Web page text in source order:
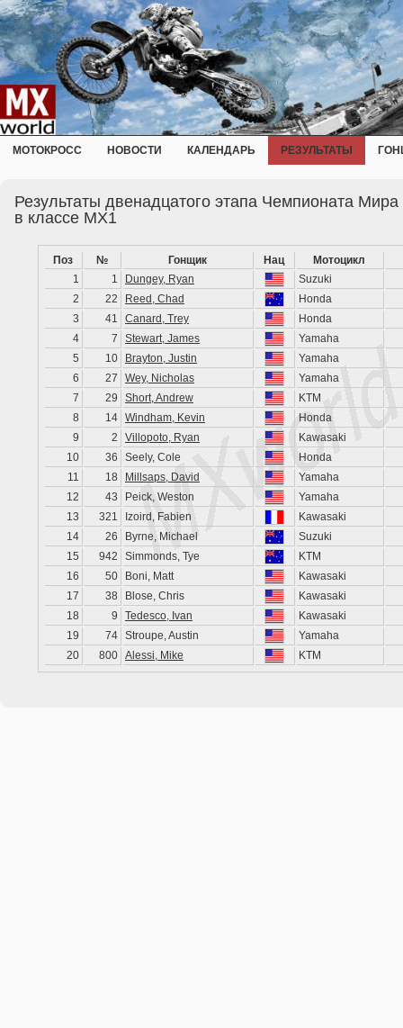
МОТОКРОСС НОВОСТИ КАЛЕНДАРЬ РЕЗУЛЬТАТЫ
Результаты двенадцатого этапа Чемпионата
в классе MX1
Поз № Гонщик Нац
Мотоцикл
1
1 Dungey, Ryan
Suzuki
2
22 Reed, Chad
Honda
3
41 Canard, Trey
Honda
4
7 Stewart, James
Yamaha
5
10 Brayton, Justin
Yamaha
6
27 Wey, Nicholas
Yamaha
7
29 Short, Andrew
KTM
8
14 Windham, Kevin
Honda
9
2 Villopoto, Ryan
Kawasaki
10
36 Seely, Cole
Honda
11
18 Millsaps, David
Yamaha
12
43 Peick, Weston
Yamaha
13
321 Izoird, Fabien
Kawasaki
14
26 Byrne, Michael
Suzuki
15
942 Simmonds, Tye
KTM
16
50 Boni, Matt
Kawasaki
17
38 Blose, Chris
Kawasaki
18
9 Tedesco, Ivan
Kawasaki
19
74 Stroupe, Austin
Yamaha
20
800 Alessi, Mike KTM